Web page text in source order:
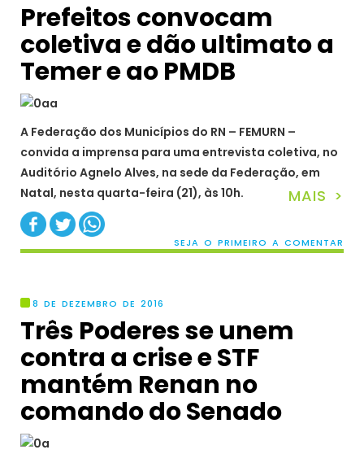
Prefeitos convocam
coletiva e dão ultimato a
Temer e ao PMDB
A Federação dos Municípios do RN – FEMURN –
convida a imprensa para uma entrevista coletiva, no
Auditório Agnelo Alves, na sede da Federação, em
Natal, nesta quarta-feira (21), às 10h.
MAIS >
SEJA O PRIMEIRO A COMENTAR
8 DE DEZEMBRO DE 2016
Três Poderes se unem
contra a crise e STF
mantém Renan no
comando do Senado